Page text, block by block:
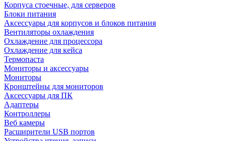
Корпуса стоечные, для серверов
Блоки питания
Аксессуары для корпусов и блоков питания
Вентиляторы охлаждения
Охлаждение для процессора
Охлаждение для кейса
Термопаста
Мониторы и аксессуары
Мониторы
Кронштейны для мониторов
Аксессуары для ПК
Адаптеры
Контроллеры
Веб камеры
Расширители USB портов